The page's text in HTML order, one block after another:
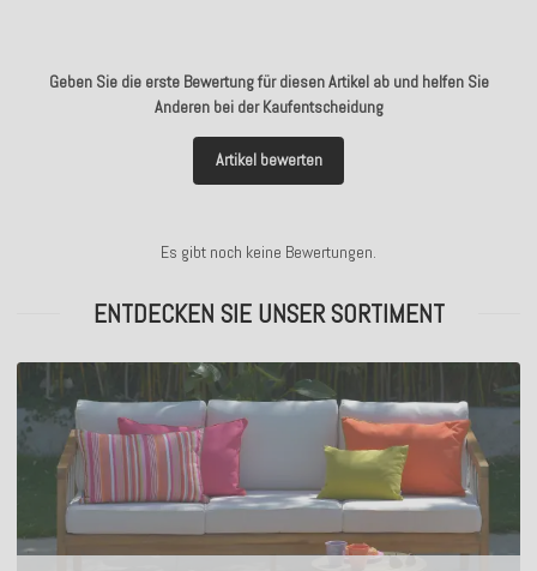
Geben Sie die erste Bewertung für diesen Artikel ab und helfen Sie
Anderen bei der Kaufentscheidung
Artikel bewerten
Es gibt noch keine Bewertungen.
ENTDECKEN SIE UNSER SORTIMENT